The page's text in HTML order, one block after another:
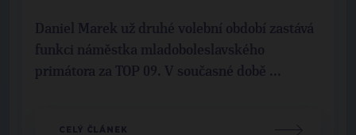
Daniel Marek už druhé volební období zastává
funkci náměstka mladoboleslavského
primátora za TOP 09. V současné době ...
CELÝ ČLÁNEK